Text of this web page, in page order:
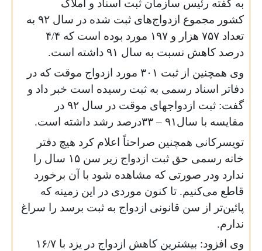
به گفته رئیس سازمان ثبت اسناد و املاک
کشور مجموع ازدواج‌های ثبت شده در سال ۹۲ به
تعداد ۷۵۷ هزار و ۱۹۷ مورد بوده است که ۴/۴
درصد کاهش نسبت به سال ۹۱ داشته است.
وی همچنین از ثبت ۳۰۱ مورد ازدواج موقت که در
دفا‌تر اسناد رسمی به ثبت رسیده است خبر داد و
گفت: ثبت ازدواجهای موقت در سال ۹۲ در
مقایسه با سال۹۱
– ۳۳درصد رشد داشته است.
تویسرکانی همچنین صراحتاً اعلام کرد هیچ دفتر
خانه رسمی حق ثبت ازدواج زیر سن ۱۵ سال را
ندارد ودر صورتی که مشاهده شود با آن برخورد
قاطع می‌کنیم. تا کنون موردی در این زمینه که
پائین‌تر از سن قانونی ازدواج به ثبت برسد را سراغ
ندارم.
وی افزود: بیشترین کاهش ازدواج در یزد با ۱۶/۷